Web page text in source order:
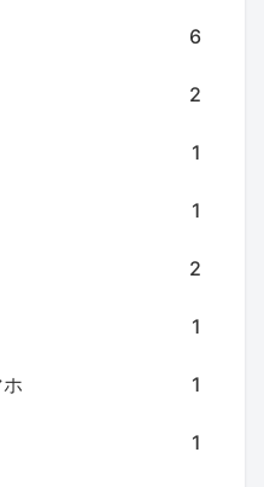
6
2
1
1
2
1
1
1